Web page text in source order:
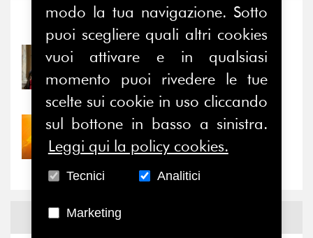
Eventi
31/07/2026
Prima della pausa estiva,
il valore di...
30/07/2026
Nove anni dopo la
“grande cecità”: la...
News
modo la tua navigazione. Sotto
puoi scegliere quali altri cookies
vuoi attivare e in qualsiasi
momento puoi rivedere le tue
scelte sui cookie in uso cliccando
sul bottone in basso a sinistra.
Leggi qui la policy cookies.
Tecnici Analitici
Marketing